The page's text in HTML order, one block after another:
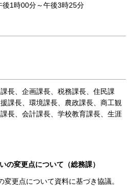
1時00分～午後3時25分
長、企画課長、税務課長、住民課
課長、環境課長、農政課長、商工観
長、会計課長、学校教育課長、生涯
の変更点について（総務課）
更点について資料に基づき協議。